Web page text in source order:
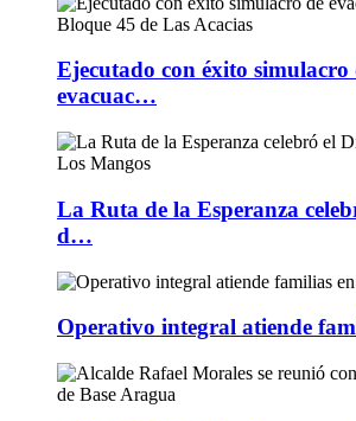
Ejecutado con éxito simulacro
evacuac…
La Ruta de la Esperanza
d…
Operativo integral atiende